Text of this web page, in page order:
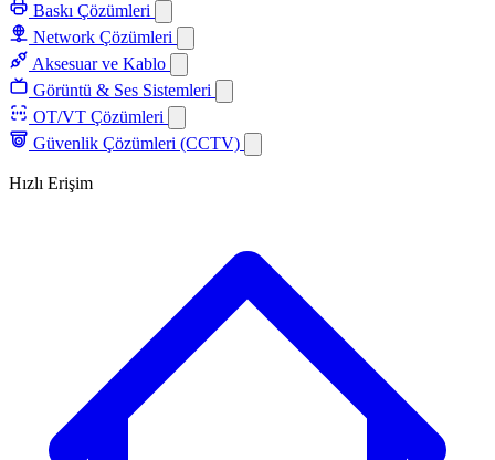
Baskı Çözümleri
Network Çözümleri
Aksesuar ve Kablo
Görüntü & Ses Sistemleri
OT/VT Çözümleri
Güvenlik Çözümleri (CCTV)
Hızlı Erişim